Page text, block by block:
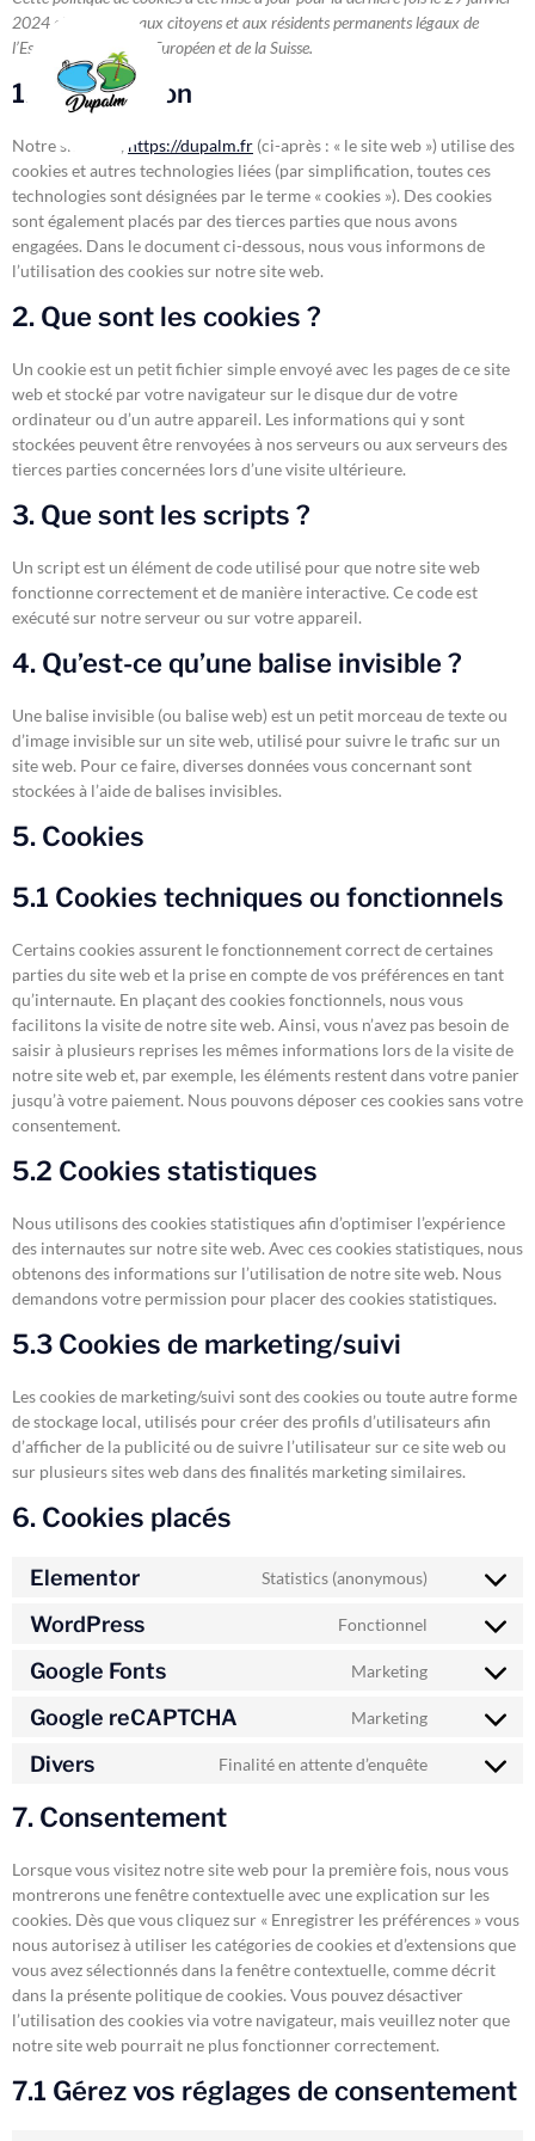
2024 et s’applique aux citoyens et aux résidents permanents légaux de
l’Espace Économique Européen et de la Suisse.
1. Introduction
Notre site web, https://dupalm.fr (ci-après : « le site web ») utilise des
cookies et autres technologies liées (par simplification, toutes ces
technologies sont désignées par le terme « cookies »). Des cookies
sont également placés par des tierces parties que nous avons
engagées. Dans le document ci-dessous, nous vous informons de
l’utilisation des cookies sur notre site web.
2. Que sont les cookies ?
Un cookie est un petit fichier simple envoyé avec les pages de ce site
web et stocké par votre navigateur sur le disque dur de votre
ordinateur ou d’un autre appareil. Les informations qui y sont
stockées peuvent être renvoyées à nos serveurs ou aux serveurs des
tierces parties concernées lors d’une visite ultérieure.
3. Que sont les scripts ?
Un script est un élément de code utilisé pour que notre site web
fonctionne correctement et de manière interactive. Ce code est
exécuté sur notre serveur ou sur votre appareil.
4. Qu’est-ce qu’une balise invisible ?
Une balise invisible (ou balise web) est un petit morceau de texte ou
d’image invisible sur un site web, utilisé pour suivre le trafic sur un
site web. Pour ce faire, diverses données vous concernant sont
stockées à l’aide de balises invisibles.
5. Cookies
5.1 Cookies techniques ou fonctionnels
Certains cookies assurent le fonctionnement correct de certaines
parties du site web et la prise en compte de vos préférences en tant
qu’internaute. En plaçant des cookies fonctionnels, nous vous
facilitons la visite de notre site web. Ainsi, vous n’avez pas besoin de
saisir à plusieurs reprises les mêmes informations lors de la visite de
notre site web et, par exemple, les éléments restent dans votre panier
jusqu’à votre paiement. Nous pouvons déposer ces cookies sans votre
consentement.
5.2 Cookies statistiques
Nous utilisons des cookies statistiques afin d’optimiser l’expérience
des internautes sur notre site web. Avec ces cookies statistiques, nous
obtenons des informations sur l’utilisation de notre site web. Nous
demandons votre permission pour placer des cookies statistiques.
5.3 Cookies de marketing/suivi
Les cookies de marketing/suivi sont des cookies ou toute autre forme
de stockage local, utilisés pour créer des profils d’utilisateurs afin
d’afficher de la publicité ou de suivre l’utilisateur sur ce site web ou
sur plusieurs sites web dans des finalités marketing similaires.
6. Cookies placés
Elementor Statistics (anonymous)
WordPress Fonctionnel
Google Fonts Marketing
Google reCAPTCHA Marketing
Divers Finalité en attente d’enquête
7. Consentement
Lorsque vous visitez notre site web pour la première fois, nous vous
montrerons une fenêtre contextuelle avec une explication sur les
cookies. Dès que vous cliquez sur « Enregistrer les préférences » vous
nous autorisez à utiliser les catégories de cookies et d’extensions que
vous avez sélectionnés dans la fenêtre contextuelle, comme décrit
dans la présente politique de cookies. Vous pouvez désactiver
l’utilisation des cookies via votre navigateur, mais veuillez noter que
notre site web pourrait ne plus fonctionner correctement.
7.1 Gérez vos réglages de consentement